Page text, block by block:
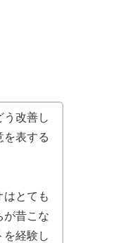
う改善し
を表する
はとても
が昔こな
を経験し